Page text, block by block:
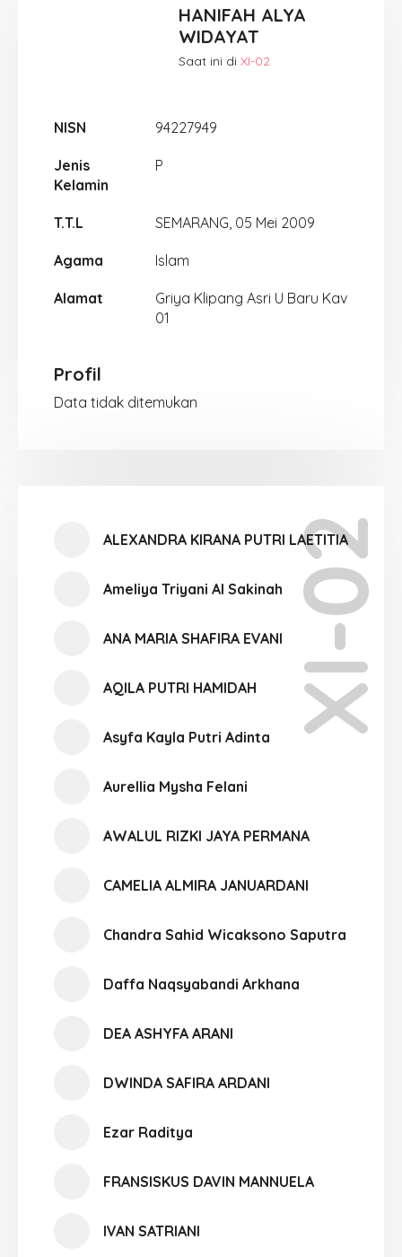
HANIFAH ALYA
WIDAYAT
Saat ini diXI-02
NISN 94227949
Jenis
Kelamin
P
T.T.L SEMARANG, 05 Mei 2009
Agama Islam
Alamat
Griya Klipang Asri U Baru Kav
01
Profil
Data tidak ditemukan
XI-02
ALEXANDRA KIRANA PUTRI LAETITIA
Ameliya Triyani Al Sakinah
ANA MARIA SHAFIRA EVANI
AQILA PUTRI HAMIDAH
Asyfa Kayla Putri Adinta
Aurellia Mysha Felani
AWALUL RIZKI JAYA PERMANA
CAMELIA ALMIRA JANUARDANI
Chandra Sahid Wicaksono Saputra
Daffa Naqsyabandi Arkhana
DEA ASHYFA ARANI
DWINDA SAFIRA ARDANI
Ezar Raditya
FRANSISKUS DAVIN MANNUELA
IVAN SATRIANI